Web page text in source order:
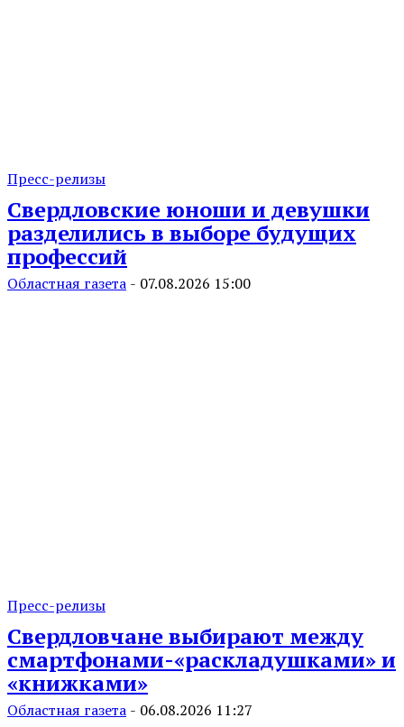
Пресс-релизы
Свердловские юноши и девушки
разделились в выборе будущих
профессий
Областная газета - 07.08.2026 15:00
Пресс-релизы
Свердловчане выбирают между
смартфонами-«раскладушками» и
«книжками»
Областная газета - 06.08.2026 11:27